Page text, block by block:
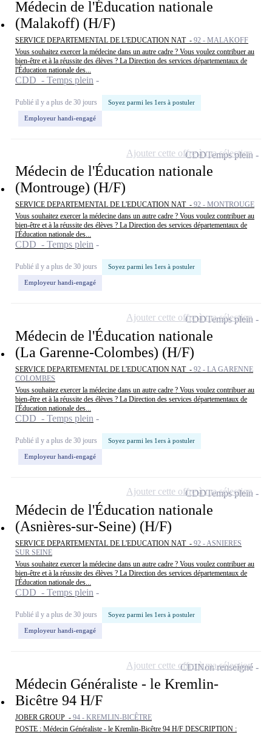
Médecin de l'Éducation nationale
(Malakoff) (H/F)
SERVICE DEPARTEMENTAL DE L'EDUCATION NAT - 92 - MALAKOFF
Vous souhaitez exercer la médecine dans un autre cadre ? Vous voulez contribuer au
bien-être et à la réussite des élèves ? La Direction des services départementaux de
l'Éducation nationale des...
CDD - Temps plein
Publié il y a plus de 30 jours Soyez parmi les 1ers à postuler
Employeur handi-engagé
Médecin de l'Éducation nationale
(Montrouge) (H/F)
SERVICE DEPARTEMENTAL DE L'EDUCATION NAT - 92 - MONTROUGE
Vous souhaitez exercer la médecine dans un autre cadre ? Vous voulez contribuer au
bien-être et à la réussite des élèves ? La Direction des services départementaux de
l'Éducation nationale des...
CDD - Temps plein
Publié il y a plus de 30 jours Soyez parmi les 1ers à postuler
Employeur handi-engagé
CDDTemps plein
Ajouter cette offre à ma sélection
Médecin de l'Éducation nationale
(La Garenne-Colombes) (H/F)
SERVICE DEPARTEMENTAL DE L'EDUCATION NAT - 92 - LA GARENNE
COLOMBES
Vous souhaitez exercer la médecine dans un autre cadre ? Vous voulez contribuer au
bien-être et à la réussite des élèves ? La Direction des services départementaux de
l'Éducation nationale des...
CDD - Temps plein
Publié il y a plus de 30 jours Soyez parmi les 1ers à postuler
Employeur handi-engagé
CDDTemps plein
Ajouter cette offre à ma sélection
Médecin de l'Éducation nationale
(Asnières-sur-Seine) (H/F)
SERVICE DEPARTEMENTAL DE L'EDUCATION NAT - 92 - ASNIERES
SUR SEINE
Vous souhaitez exercer la médecine dans un autre cadre ? Vous voulez contribuer au
bien-être et à la réussite des élèves ? La Direction des services départementaux de
l'Éducation nationale des...
CDD - Temps plein
Publié il y a plus de 30 jours Soyez parmi les 1ers à postuler
Employeur handi-engagé
CDDTemps plein
Ajouter cette offre à ma sélection
Médecin Généraliste - le Kremlin-
Bicêtre 94 H/F
JOBER GROUP - 94 - KREMLIN-BICÊTRE
POSTE : Médecin Généraliste - le Kremlin-Bicêtre 94 H/F DESCRIPTION :
CDINon renseigné
Ajouter cette offre à ma sélection